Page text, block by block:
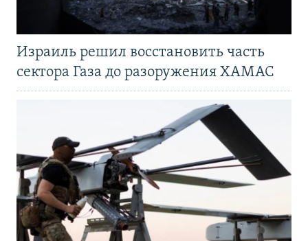
Израиль решил восстановить часть
сектора Газа до разоружения ХАМАС